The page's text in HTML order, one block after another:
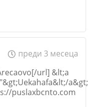
преди 3 месеца
url] &lt;a
a&gt;
puslaxbcnto.com